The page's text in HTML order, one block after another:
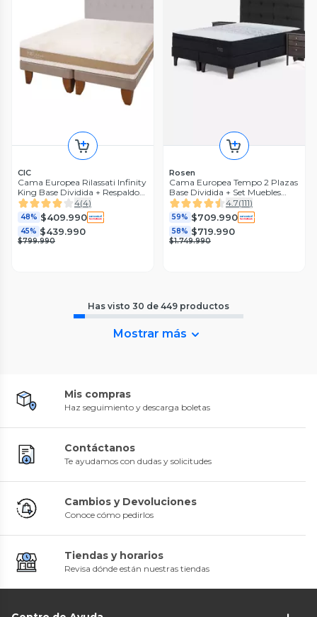
CIC
Cama Europea Rilassati Infinity
King Base Dividida + Respaldo
Tigris Gris
4(4)
48% $409.990
45% $439.990
$799.990
Rosen
Cama Europea Tempo 2 Plazas
Base Dividida + Set Muebles
Issey
4.7(111)
59% $709.990
58% $719.990
$1.749.990
Has visto 30 de 449 productos
Mostrar más
Mis compras
Haz seguimiento y descarga boletas
Contáctanos
Te ayudamos con dudas y solicitudes
Cambios y Devoluciones
Conoce cómo pedirlos
Tiendas y horarios
Revisa dónde están nuestras tiendas